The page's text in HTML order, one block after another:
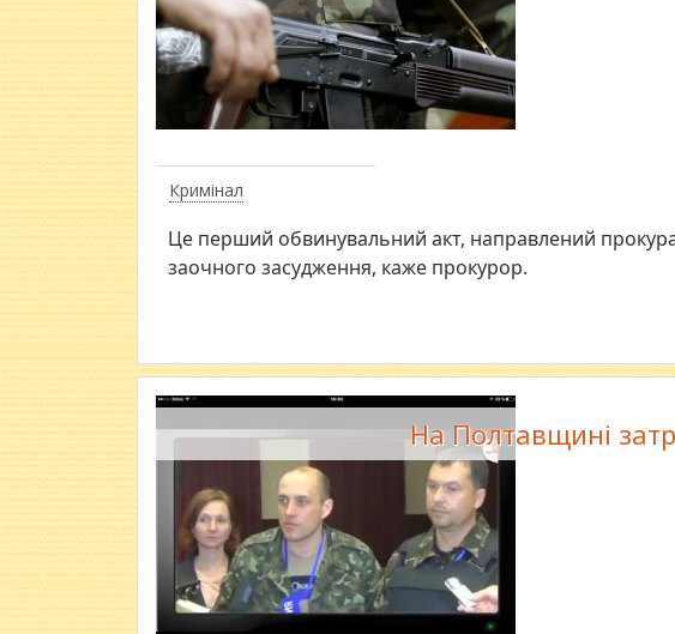
Кримінал
Це перший обвинувальний акт, направлений
заочного засудження, каже прокурор.
На Полтавщині